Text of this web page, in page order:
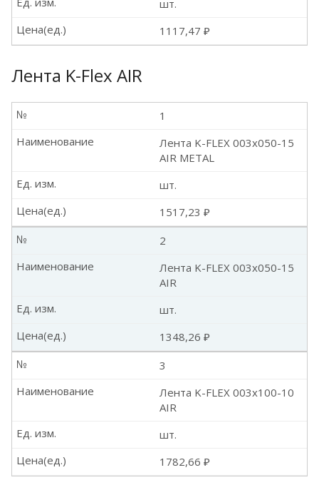
шт.
1117,47 ₽
Цена(ед.)
Лента K-Flex AIR
1
№
Лента K-FLEX 003x050-15
AIR METAL
Наименование
шт.
Ед. изм.
1517,23 ₽
Цена(ед.)
2
№
Лента K-FLEX 003x050-15
AIR
Наименование
шт.
Ед. изм.
1348,26 ₽
Цена(ед.)
3
№
Лента K-FLEX 003x100-10
AIR
Наименование
шт.
Ед. изм.
1782,66 ₽
Цена(ед.)